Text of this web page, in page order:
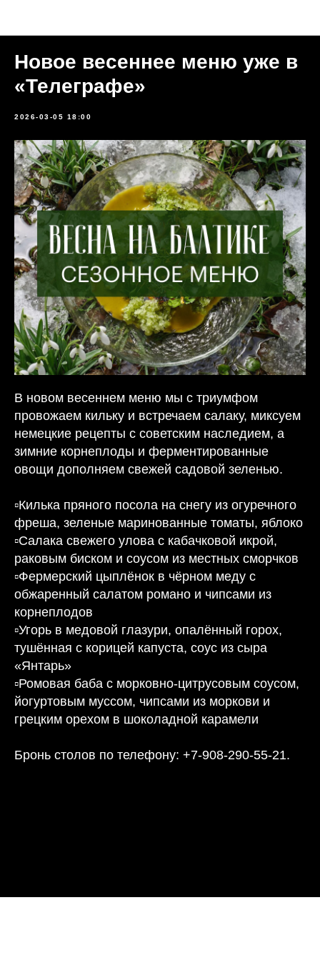
Новое весеннее меню уже в
«Телеграфе»
2026-03-05 18:00
В новом весеннем меню мы с триумфом
провожаем кильку и встречаем салаку, миксуем
немецкие рецепты с советским наследием, а
зимние корнеплоды и ферментированные
овощи дополняем свежей садовой зеленью.
▫️Килька пряного посола на снегу из огуречного
фреша, зеленые маринованные томаты, яблоко
▫️Салака свежего улова с кабачковой икрой,
раковым биском и соусом из местных сморчков
▫️Фермерский цыплёнок в чёрном меду с
обжаренный салатом романо и чипсами из
корнеплодов
▫️Угорь в медовой глазури, опалённый горох,
тушённая с корицей капуста, соус из сыра
«Янтарь»
▫️Ромовая баба с морковно-цитрусовым соусом,
йогуртовым муссом, чипсами из моркови и
грецким орехом в шоколадной карамели
Бронь столов по телефону: +7-908-290-55-21.